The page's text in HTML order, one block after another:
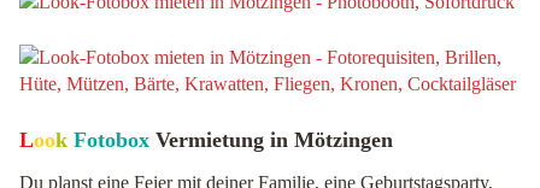
Look Fotobox Vermietung in Mötzingen
Du planst eine Feier mit deiner Familie, eine Geburtstagsparty,